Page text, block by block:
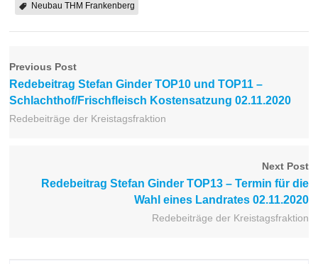
Neubau THM Frankenberg
Previous Post
Redebeitrag Stefan Ginder TOP10 und TOP11 –
Schlachthof/Frischfleisch Kostensatzung 02.11.2020
Redebeiträge der Kreistagsfraktion
Next Post
Redebeitrag Stefan Ginder TOP13 – Termin für die
Wahl eines Landrates 02.11.2020
Redebeiträge der Kreistagsfraktion